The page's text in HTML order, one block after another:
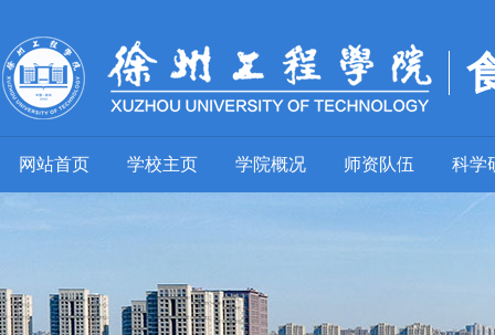
网站首页 学校主页 学院概况 师资队伍 科学